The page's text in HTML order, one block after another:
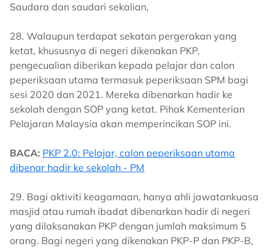
Saudara dan saudari sekalian,
28. Walaupun terdapat sekatan pergerakan yang
ketat, khususnya di negeri dikenakan PKP,
pengecualian diberikan kepada pelajar dan calon
peperiksaan utama termasuk peperiksaan SPM bagi
sesi 2020 dan 2021. Mereka dibenarkan hadir ke
sekolah dengan SOP yang ketat. Pihak Kementerian
Pelajaran Malaysia akan memperincikan SOP ini.
BACA: PKP 2.0: Pelajar, calon peperiksaan utama
dibenar hadir ke sekolah - PM
29. Bagi aktiviti keagamaan, hanya ahli jawatankuasa
masjid atau rumah ibadat dibenarkan hadir di negeri
yang dilaksanakan PKP dengan jumlah maksimum 5
orang. Bagi negeri yang dikenakan PKP-P dan PKP-B,